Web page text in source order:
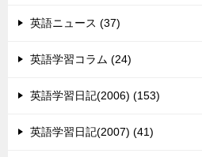
英語ニュース (37)
英語学習コラム (24)
英語学習日記(2006) (153)
英語学習日記(2007) (41)